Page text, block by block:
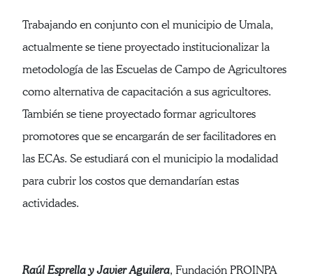
Trabajando en conjunto con el municipio de Umala,
actualmente se tiene proyectado institucionalizar la
metodología de las Escuelas de Campo de Agricultores
como alternativa de capacitación a sus agricultores.
También se tiene proyectado formar agricultores
promotores que se encargarán de ser facilitadores en
las ECAs. Se estudiará con el municipio la modalidad
para cubrir los costos que demandarían estas
actividades.
Raúl Esprella y Javier Aguilera, Fundación PROINPA